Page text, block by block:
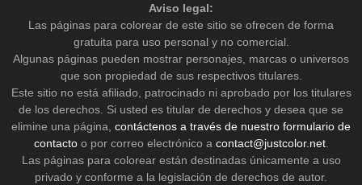
Aviso legal:
Las páginas para colorear de este sitio se ofrecen de forma
gratuita para uso personal y no comercial.
Algunas páginas pueden mostrar personajes, marcas o universos
que son propiedad de sus respectivos titulares.
Este sitio no está afiliado, patrocinado ni aprobado por los titulares
de los derechos. Si usted es titular de derechos y desea que se
elimine una página, contáctenos a través de nuestro formulario de
contactoo por correo electrónico a contact@justcolor.net.
Las páginas para colorear están destinadas únicamente a uso
privado y conforme a la legislación de derechos de autor.